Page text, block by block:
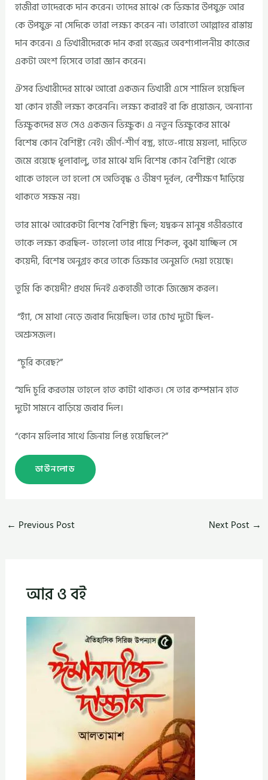
হাজীরা তাদেরকে দান করেন। তাদের মাঝে কে ভিক্ষার উপযুক্ত আর
কে উপযুক্ত না সেদিকে তারা লক্ষ্য করেন না। তারাতো আল্লাহর রাস্তায়
দান করেন। এ ভিখারীদেরকে দান করা হজ্জের অবশ্যপালনীয় কাজের
একটা অংশ হিসেবে তারা জ্ঞান করেন।
ঐসব ভিখারীদের মাঝে আরো একজন ভিখারী এসে শামিল হয়েছিল
যা কোন হাজী লক্ষ্য করেননি। লক্ষ্য করারই বা কি প্রয়োজন, অন্যান্য
ভিক্ষুকদের মত সেও একজন ভিক্ষুক। এ নতুন ভিক্ষুকের মাঝে
বিশেষ কোন বৈশিষ্ট্য নেই। জীর্ণ-শীর্ণ বস্ত্র, হাতে-পায়ে ময়লা, দাড়িতে
জমে রয়েছে ধূলাবালু, তার মাঝে যদি বিশেষ কোন বৈশিষ্ট্য থেকে
থাকে তাহলে তা হলো সে অতিবৃদ্ধ ও ভীষণ দূর্বল, বেশীক্ষণ দাঁড়িয়ে
থাকতে সক্ষম নয়।
তার মাঝে আরেকটা বিশেষ বৈশিষ্ট্য ছিল; যদ্বরুন মানুষ গভীরভাবে
তাকে লক্ষ্য করছিল- তাহলো তার পায়ে শিকল, বুঝা যাচ্ছিল সে
কয়েদী, বিশেষ অনুগ্রহ করে তাকে ভিক্ষার অনুমতি দেয়া হয়েছে।
তুমি কি কয়েদী? প্রথম দিনই একহাজী তাকে জিজ্ঞেস করল।
“হ্যাঁ, সে মাথা নেড়ে জবাব দিয়েছিল। তার চোখ দুটো ছিল-
অশ্রুসজল।
“চুরি করেছ?”
“যদি চুরি করতাম তাহলে হাত কাটা থাকত। সে তার কম্পমান হাত
দুটো সামনে বাড়িয়ে জবাব দিল।
“কোন মহিলার সাথে জিনায় লিপ্ত হয়েছিলে?”
ডাউনলোড
← Previous Post Next Post →
আর ও বই